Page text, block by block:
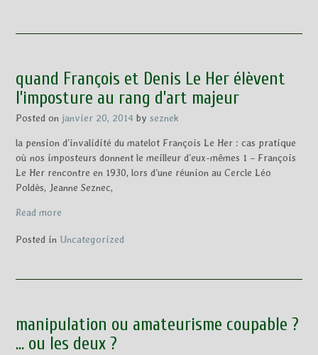
quand François et Denis Le Her élèvent
l’imposture au rang d’art majeur
Posted on janvier 20, 2014 by seznek
la pension d’invalidité du matelot François Le Her : cas pratique
où nos imposteurs donnent le meilleur d’eux-mêmes 1 – François
Le Her rencontre en 1930, lors d’une réunion au Cercle Léo
Poldès, Jeanne Seznec,
Read more
Posted in Uncategorized
manipulation ou amateurisme coupable ?
… ou les deux ?